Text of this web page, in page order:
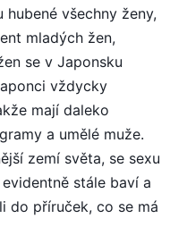
všechny ženy,
mladých žen,
se v Japonsku
vždycky
mají daleko
a umělé muže.
zemí světa, se sexu
stále baví a
do příruček, co se má